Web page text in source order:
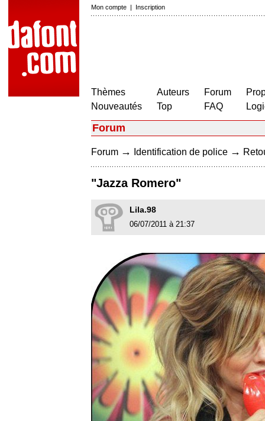
Mon compte | Inscription
Thèmes
Nouveautés
Auteurs
Top
Forum
FAQ
Forum
Forum → Identification de police →
"Jazza Romero"
Lila.98
06/07/2011 à 21:37